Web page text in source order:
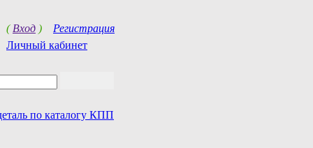
( Вход ) Регистрация
Личный кабинет
по каталогу КПП